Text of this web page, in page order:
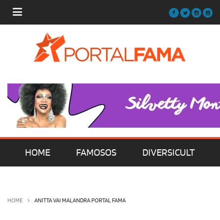
HOME FAMOSOS DIVERSICULT
HOME ANITTA VAI MALANDRA PORTAL FAMA